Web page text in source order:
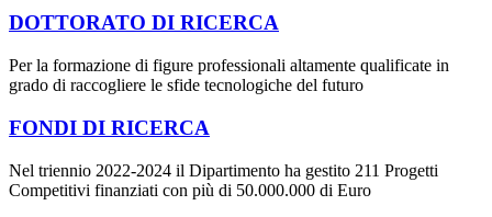
DOTTORATO DI RICERCA
Per la formazione di figure professionali altamente qualificate in
grado di raccogliere le sfide tecnologiche del futuro
FONDI DI RICERCA
Nel triennio 2022-2024 il Dipartimento ha gestito 211 Progetti
Competitivi finanziati con più di 50.000.000 di Euro